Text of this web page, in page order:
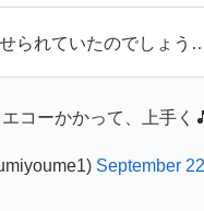
られていたのでしょう
コーかかって、上手く
September